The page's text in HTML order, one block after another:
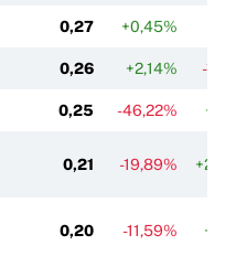
0,27 +0,45%
0,26 +2,14% -
0,25 -46,22%
0,21 -19,89%
0,20 -11,59%